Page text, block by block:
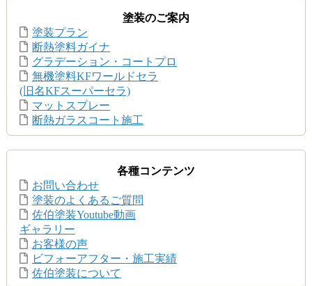
塗装のご案内
塗装プラン
断熱塗料ガイナ
グラデーション・コートプロ
無機塗料KFワールドセラ
(旧名KFスーパーセラ)
マットスプレー
断熱ガラスコート施工
各種コンテンツ
お問い合わせ
塗装のよくあるご質問
佐伯塗装Youtube動画
ギャラリー
お客様の声
ビフォーアフター・施工実績
佐伯塗装について